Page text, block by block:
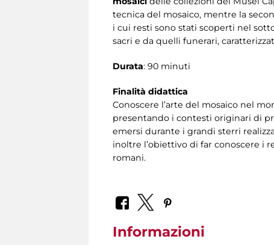
tecnica del mosaico, mentre la
i cui resti sono stati scoperti nel
sacri e da quelli funerari,
Durata: 90 minuti
Finalità didattica
Conoscere l’arte del mosaico nel
presentando i contesti originari di
emersi durante i grandi sterri
inoltre l’obiettivo di far conoscere i
romani.
Informazioni